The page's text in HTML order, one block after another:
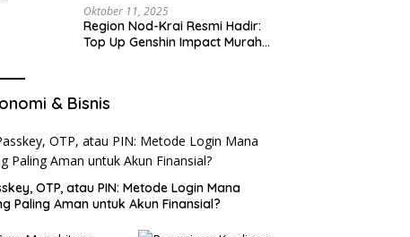
Oktober 11, 2025
Region Nod-Krai Resmi Hadir:
Top Up Genshin Impact Murah
& Bisnis
OTP, atau PIN: Metode Login Mana
Paling Aman untuk Akun Finansial?